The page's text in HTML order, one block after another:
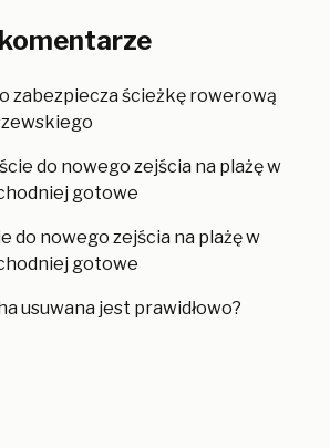
zabezpiecza ścieżkę rowerową
do nowego zejścia na plażę w
gotowe
do nowego zejścia na plażę w
gotowe
usuwana jest prawidłowo?